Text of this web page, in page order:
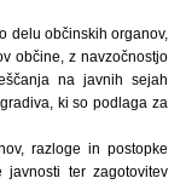
delu občinskih organov,
občine, z navzočnostjo
na javnih sejah
ki so podlaga za
razloge in postopke
ter zagotovitev